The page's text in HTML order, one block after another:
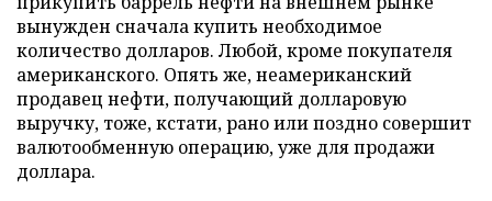
вынужден сначала купить необходимое
количество долларов. Любой, кроме покупателя
американского. Опять же, неамериканский
продавец нефти, получающий долларовую
выручку, тоже, кстати, рано или поздно совершит
валютообменную операцию, уже для продажи
доллара.